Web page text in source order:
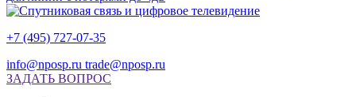
+7 (495) 727-07-35
info@nposp.ru trade@nposp.ru
ЗАДАТЬ ВОПРОС